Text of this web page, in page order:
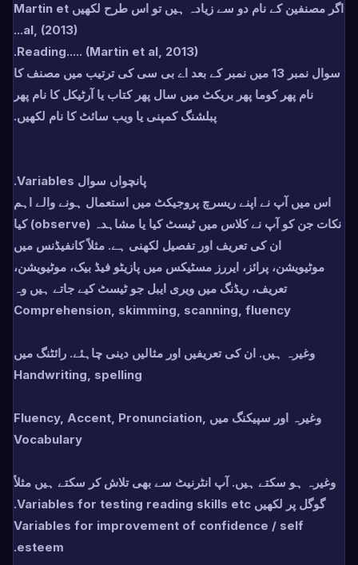
اگر مصنفین کے نام دو سے زیادہ ہیں تو اس طرح لکھیں Martin et
al, (2013)...
Reading..... (Martin et al, 2013).
سوال نمبر 13 میں نمبر کے بعد اے بی سی کی ترتیب میں مصنف کا
نام پھر کوما پھر بریکٹ میں سال پھر کتاب یا آرٹیکل کا نام پھر
پبلشنگ کمپنی یا ویب سائٹ کا نام لکھیں.
پانچواں سوال Variables.
اس میں آپ نے اپنے ریسرچ پروجیکٹ میں استعمال ہونے والے اہم
نکات جن کو آپ نے کلاس میں ٹیسٹ کیا یا مشاہدہ (observe) کیا
ان کی تعریف اور تفصیل لکھنی ہے. مثلاً کانفیڈنس میں
موٹیویشن، پرائز، ایررز مسٹیکس میں پازیٹو فیڈ بیک، موٹیویشن،
تعریف، ریڈنگ میں ویری ایبل جو ٹیسٹ کیے جاتے ہیں وہ
Comprehension, skimming, scanning, fluency
وغیرہ ہیں. ان کی تعریفیں اور مثالیں دینی چاہئے. رائٹنگ میں
Handwriting, spelling
وغیرہ اور سپیکنگ میں Fluency, Accent, Pronunciation,
Vocabulary
وغیرہ ہو سکتے ہیں. آپ انٹرنیٹ سے بھی تلاش کر سکتے ہیں مثلاً
گوگل پر لکھیں Variables for testing reading skills etc.
Variables for improvement of confidence / self
esteem.